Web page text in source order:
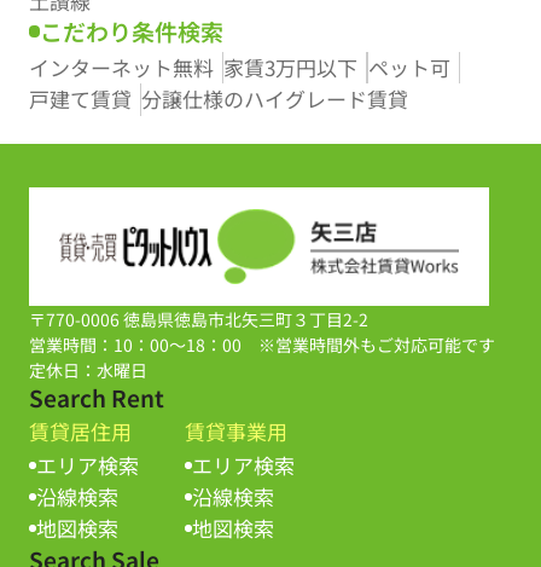
こだわり条件検索
インターネット無料 家賃3万円以下 ペット可
戸建て賃貸 分譲仕様のハイグレード賃貸
〒770-0006 徳島県徳島市北矢三町３丁目2-2
営業時間：10：00～18：00 ※営業時間外もご対応可能です
定休日：水曜日
Search Rent
賃貸居住用
エリア検索
沿線検索
地図検索
賃貸事業用
エリア検索
沿線検索
地図検索
Search Sale